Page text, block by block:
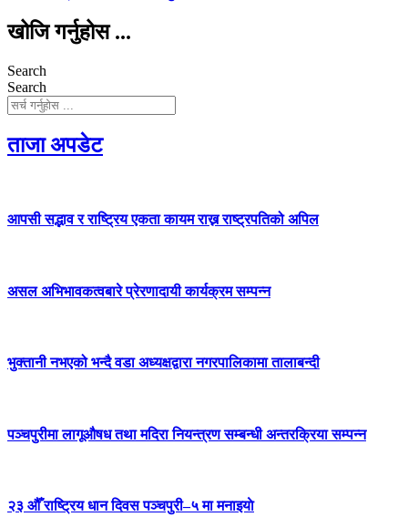
खोजि गर्नुहोस ...
Search
Search
ताजा अपडेट
आपसी सद्भाव र राष्ट्रिय एकता कायम राख्न राष्ट्रपतिको अपिल
असल अभिभावकत्वबारे प्रेरणादायी कार्यक्रम सम्पन्न
भुक्तानी नभएको भन्दै वडा अध्यक्षद्वारा नगरपालिकामा तालाबन्दी
पञ्चपुरीमा लागूऔषध तथा मदिरा नियन्त्रण सम्बन्धी अन्तरक्रिया सम्पन्न
२३ औँ राष्ट्रिय धान दिवस पञ्चपुरी–५ मा मनाइयाे